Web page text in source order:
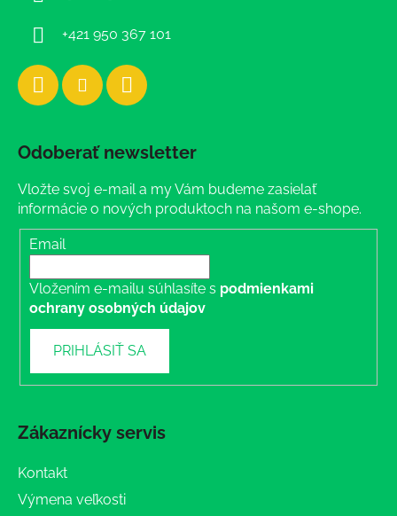
+421 950 367 101
Odoberať newsletter
Vložte svoj e-mail a my Vám budeme zasielať
informácie o nových produktoch na našom e-shope.
Email
Vložením e-mailu súhlasíte s podmienkami
ochrany osobných údajov
PRIHLÁSIŤ SA
Zákaznícky servis
Kontakt
Výmena veľkosti